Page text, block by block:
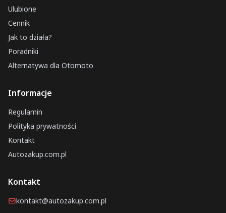
Ulubione
Cennik
Jak to działa?
Poradniki
Alternatywa dla Otomoto
Informacje
Regulamin
Polityka prywatności
Kontakt
Autozakup.com.pl
Kontakt
kontakt@autozakup.com.pl